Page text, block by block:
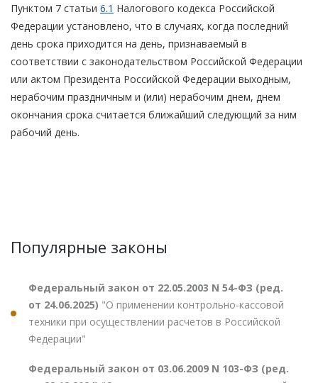
Пунктом 7 статьи 6.1 Налогового кодекса Российской
Федерации установлено, что в случаях, когда последний
день срока приходится на день, признаваемый в
соответствии с законодательством Российской Федерации
или актом Президента Российской Федерации выходным,
нерабочим праздничным и (или) нерабочим днем, днем
окончания срока считается ближайший следующий за ним
рабочий день.
Популярные законы
Федеральный закон от 22.05.2003 N 54-ФЗ (ред.
от 24.06.2025) "О применении контрольно-кассовой
техники при осуществлении расчетов в Российской
Федерации"
Федеральный закон от 03.06.2009 N 103-ФЗ (ред.